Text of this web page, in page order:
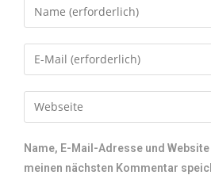
Name, E-Mail-Adresse und
meinen nächsten Kommentar